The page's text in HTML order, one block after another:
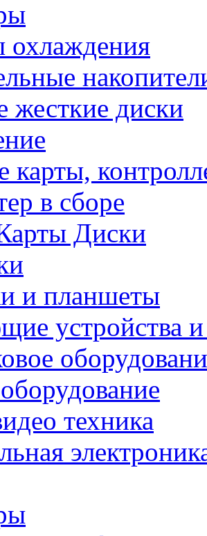
охлаждения
жесткие диски
карты,
в сборе
Диски
и планшеты
устройства
техника